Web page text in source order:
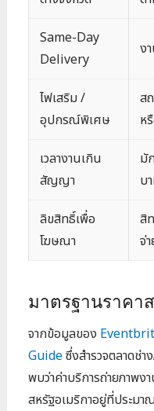
Same-Day
Delivery
ง
ไฟเสริม /
อุปกรณ์พิเศษ
ส
ห
เวลางานเกิน
สัญญา
มั
บ
ลิขสิทธิ์เพื่อ
โฆษณา
สิ
จ่
มาตรฐานราคา
จากข้อมูลของ
Guideซึ่งสำรวจตลาดช่
พบว่าค่าบริการถ่ายภาพ
สหรัฐอเมริกาอยู่ที่ประม